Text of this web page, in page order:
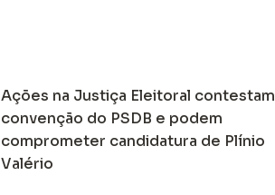
Ações na Justiça Eleitoral contestam
convenção do PSDB e podem
comprometer candidatura de Plínio
Valério